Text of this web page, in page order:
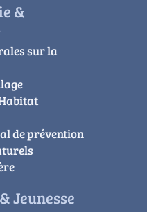
&
sur la
de prévention
Jeunesse